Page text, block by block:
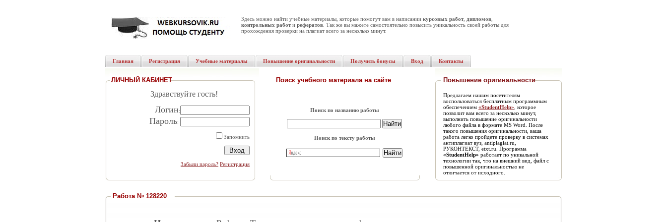
Здесь можно найти учебные материалы, которые помогут вам в написании курсовых работ, дипломов
контрольных работи рефератов . Так же вы мажете самостоятельно повысить уникальность своей работы для
прохождения проверки на плагиат всего за несколько минут.
Главная Регистрация Учебные материалы Повышение оригинальности Получить бонусы Вход Контакты
ЛИЧНЫЙ КАБИНЕТ
Здравствуйте гость!
Логин:
Пароль:
Запомнить
Забыли пароль? Регистрация
Поиск учебного материала на сайте
Поиск по названию работы
Поиск по тексту работы
Повышение оригинальности
Предлагаем нашим посетителям
воспользоваться бесплатным программным
обеспечением «StudentHelp» , которое
позволит вам всего за несколько минут,
выполнить повышение оригинальности
любого файла в формате MS Word. После
такого повышения оригинальности, ваша
работа легко пройдете проверку в системах
антиплагиат вуз, antiplagiat.ru,
РУКОНТЕКСТ, etxt.ru. Программа
«StudentHelp» работает по уникальной
технологии так, что на внешний вид, файл с
повышенной оригинальностью не
отличается от исходного.
Работа № 128220